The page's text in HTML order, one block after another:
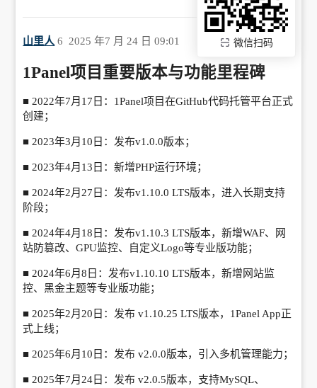
微信扫码
山里人 2025 年7 月 24 日 09:01
6
1Panel项目重要版本与功能里程碑
■ 2022年7月17日：1Panel项目在GitHub代码托管平台正式
创建；
■ 2023年3月10日：发布v1.0.0版本；
■ 2023年4月13日：新增PHP运行环境；
■ 2024年2月27日：发布v1.10.0 LTS版本，进入长期支持
阶段；
■ 2024年4月18日：发布v1.10.3 LTS版本，新增WAF、网
站防篡改、GPU监控、自定义Logo等专业版功能；
■ 2024年6月8日：发布v1.10.10 LTS版本，新增网站监
控、黑金主题等专业版功能；
■ 2025年2月20日：发布 v1.10.25 LTS版本，1Panel App正
式上线；
■ 2025年6月10日：发布 v2.0.0版本，引入多机管理能力；
■ 2025年7月24日：发布 v2.0.5版本，支持MySQL、